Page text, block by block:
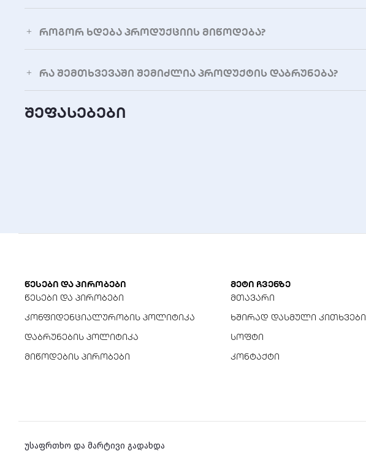
როგორ ხდება პროდუქციის მიწოდება?
რა შემთხვევაში შემიძლია პროდუქტის დაბრუნება?
შეფასებები
წესები და პირობები
წესები და პირობები
კონფიდენციალურობის პოლიტიკა
დაბრუნების პოლიტიკა
მიწოდების პირობები
მეტი ჩვენზე
მთავარი
ხშირად დასმული კითხვები
სოფტი
კონტაქტი
უსაფრთხო და მარტივი გადახდა